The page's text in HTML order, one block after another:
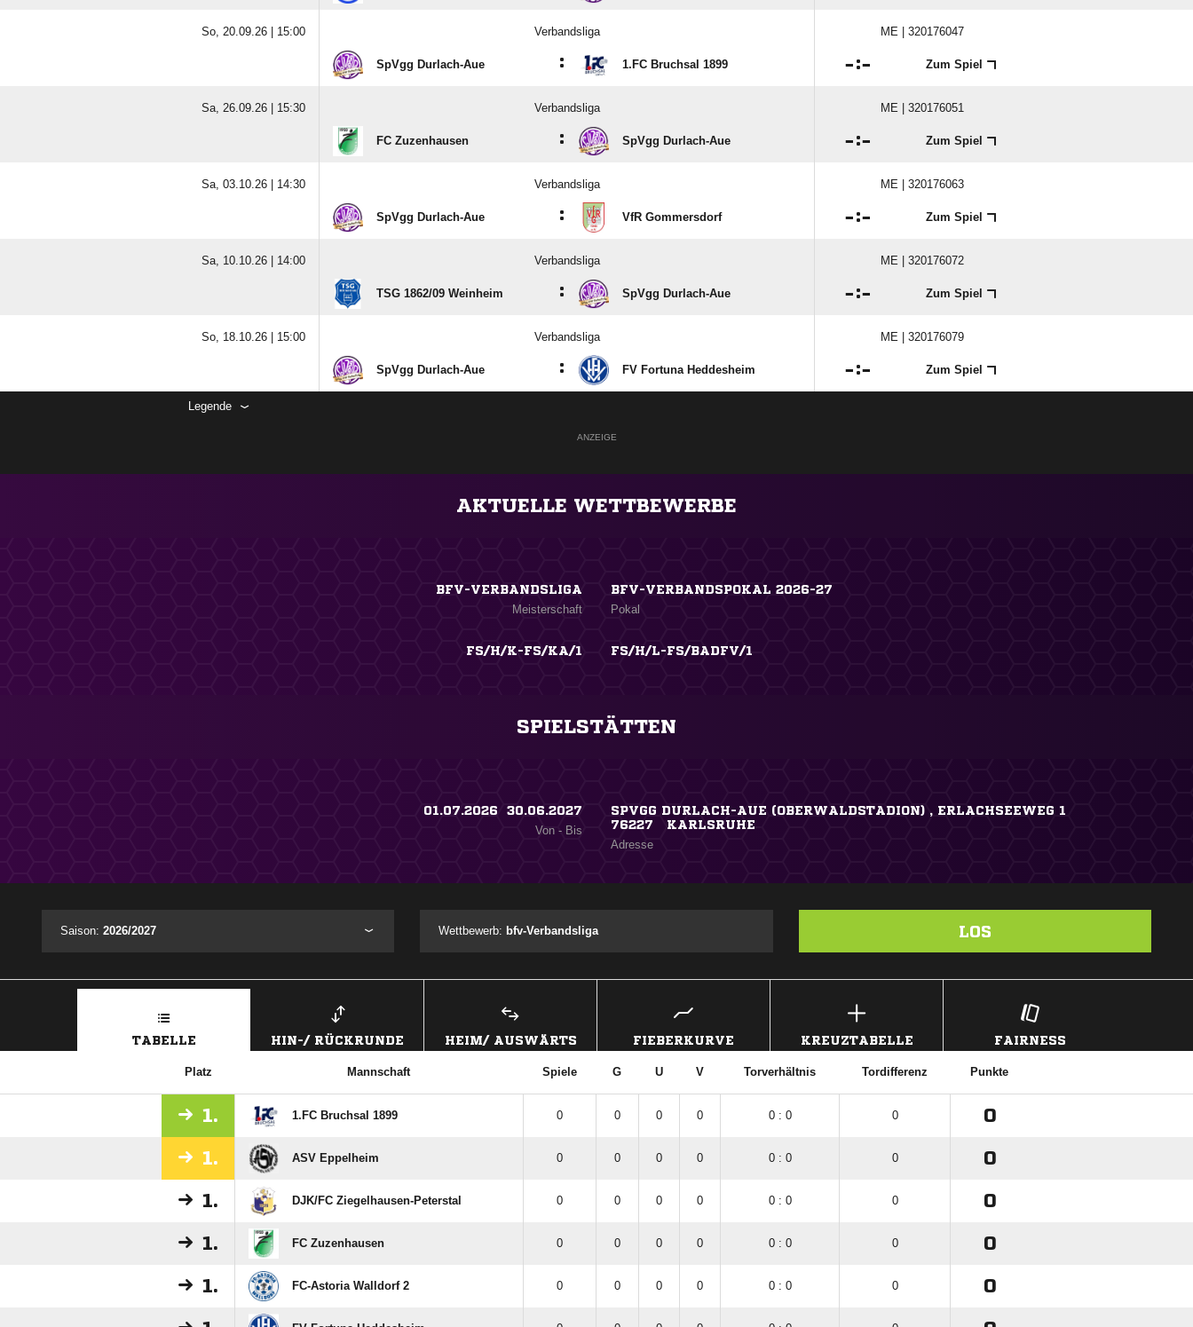
So, 20.09.26 | 15:00 Verbandsliga ME | 320176047
SpVgg Durlach-Aue : 1.FC Bruchsal 1899 : Zum Spiel
Sa, 26.09.26 | 15:30 Verbandsliga ME | 320176051
FC Zuzenhausen : SpVgg Durlach-Aue : Zum Spiel
Sa, 03.10.26 | 14:30 Verbandsliga ME | 320176063
SpVgg Durlach-Aue : VfR Gommersdorf : Zum Spiel
Sa, 10.10.26 | 14:00 Verbandsliga ME | 320176072
TSG 1862/​09 Weinheim : SpVgg Durlach-Aue : Zum Spiel
So, 18.10.26 | 15:00 Verbandsliga ME | 320176079
SpVgg Durlach-Aue : FV Fortuna Heddesheim : Zum Spiel
Legende
ANZEIGE
AKTUELLE WETTBEWERBE
BFV-VERBANDSLIGA
Meisterschaft
BFV-VERBANDSPOKAL 2026-27
Pokal
FS/H/K-FS/KA/1 FS/H/L-FS/BADFV/1
SPIELSTÄTTEN
01.07.2026 ​ 30.06.2027
Von - Bis
SPVGG DURLACH-AUE (OBERWALDSTADION) , ERLACHSEEWEG 1
76227 KARLSRUHE
Adresse
Saison: 2026/2027 Wettbewerb: bfv-Verbandsliga LOS
TABELLE HIN-/ RÜCKRUNDE HEIM/ AUSWÄRTS FIEBERKURVE KREUZTABELLE FAIRNESS
Platz Mannschaft Spiele G U V Torverhältnis Tordifferenz Punkte
1. 1.FC Bruchsal 1899 0 0 0 0 0 : 0 0 0
1. ASV Eppelheim 0 0 0 0 0 : 0 0 0
1. DJK/​FC Ziegelhausen-Peterstal 0 0 0 0 0 : 0 0 0
1. FC Zuzenhausen 0 0 0 0 0 : 0 0 0
1. FC-Astoria Walldorf 2 0 0 0 0 0 : 0 0 0